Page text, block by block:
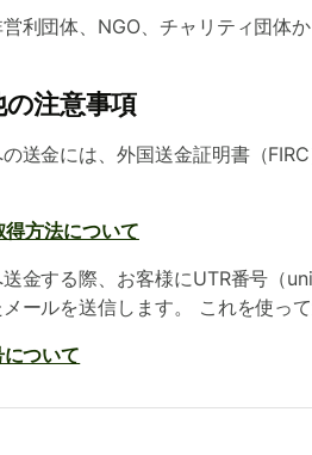
利団体、NGO、チャリティ団体
注意事項
送金には、外国送金証明書（
得方法について
送金する際、お客様にUTR番号（
ールを送信します。 これを使っ
ついて